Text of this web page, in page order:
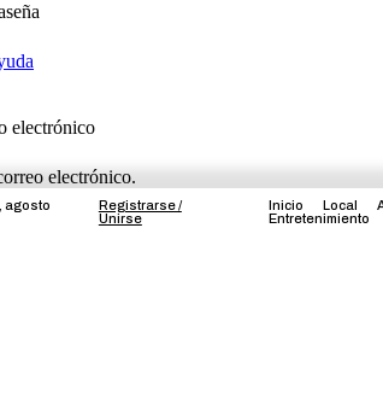
electrónico
electrónico.
agosto
Registrarse /
Unirse
Inicio Local
Entretenimiento